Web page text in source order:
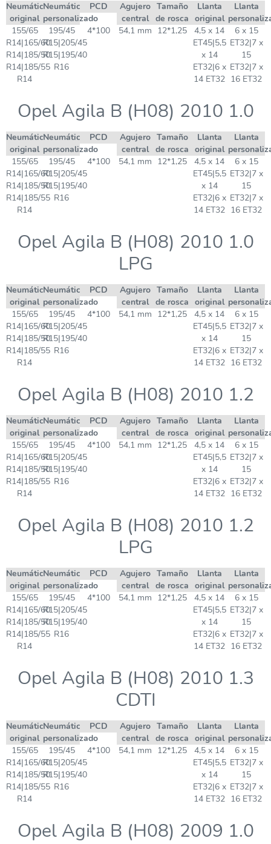
Neumático
original
Neumático
personalizado
PCD
Agujero
central
Tamaño
de rosca
Llanta
original
Llanta
155/65
R14|165/60
R14|185/50
R14|185/55
R14
195/45
R15|205/45
R15|195/40
R16
4*100 54,1 mm 12*1,25
4,5 x 14
ET45|5,5
x 14
ET32|6 x
14 ET32
6 x 15
ET32|7 x
15
ET32|7 x
16 ET32
Opel Agila B (H08) 2010 1.0
Neumático
original
Neumático
personalizado
PCD
Agujero
central
Tamaño
de rosca
Llanta
original
Llanta
155/65
R14|165/60
R14|185/50
R14|185/55
R14
195/45
R15|205/45
R15|195/40
R16
4*100 54,1 mm 12*1,25
4,5 x 14
ET45|5,5
x 14
ET32|6 x
14 ET32
6 x 15
ET32|7 x
15
ET32|7 x
16 ET32
Opel Agila B (H08) 2010 1.0
LPG
Neumático
original
Neumático
personalizado
PCD
Agujero
central
Tamaño
de rosca
Llanta
original
Llanta
155/65
R14|165/60
R14|185/50
R14|185/55
R14
195/45
R15|205/45
R15|195/40
R16
4*100 54,1 mm 12*1,25
4,5 x 14
ET45|5,5
x 14
ET32|6 x
14 ET32
6 x 15
ET32|7 x
15
ET32|7 x
16 ET32
Opel Agila B (H08) 2010 1.2
Neumático
original
Neumático
personalizado
PCD
Agujero
central
Tamaño
de rosca
Llanta
original
Llanta
155/65
R14|165/60
R14|185/50
R14|185/55
R14
195/45
R15|205/45
R15|195/40
R16
4*100 54,1 mm 12*1,25
4,5 x 14
ET45|5,5
x 14
ET32|6 x
14 ET32
6 x 15
ET32|7 x
15
ET32|7 x
16 ET32
Opel Agila B (H08) 2010 1.2
LPG
Neumático
original
Neumático
personalizado
PCD
Agujero
central
Tamaño
de rosca
Llanta
original
Llanta
155/65
R14|165/60
R14|185/50
R14|185/55
R14
195/45
R15|205/45
R15|195/40
R16
4*100 54,1 mm 12*1,25
4,5 x 14
ET45|5,5
x 14
ET32|6 x
14 ET32
6 x 15
ET32|7 x
15
ET32|7 x
16 ET32
Opel Agila B (H08) 2010 1.3
CDTI
Neumático
original
Neumático
personalizado
PCD
Agujero
central
Tamaño
de rosca
Llanta
original
Llanta
155/65
R14|165/60
R14|185/50
R14|185/55
R14
195/45
R15|205/45
R15|195/40
R16
4*100 54,1 mm 12*1,25
4,5 x 14
ET45|5,5
x 14
ET32|6 x
14 ET32
6 x 15
ET32|7 x
15
ET32|7 x
16 ET32
Opel Agila B (H08) 2009 1.0